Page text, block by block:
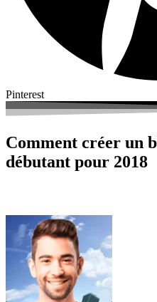
Pinterest
Comment créer un
débutant pour 2018